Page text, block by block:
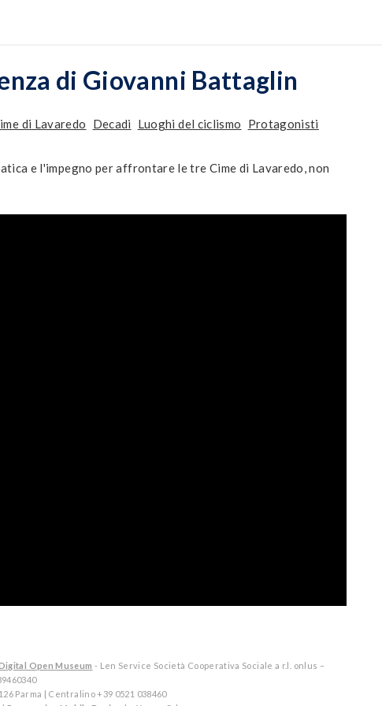
di Giovanni Battaglin
di Lavaredo Decadi Luoghi del ciclismo Protagonisti
e l'impegno per affrontare le tre Cime di Lavaredo, non
Open Museum - Len Service Società Cooperativa Sociale a r.l. onlus –
Parma | Centralino +39 0521 038460